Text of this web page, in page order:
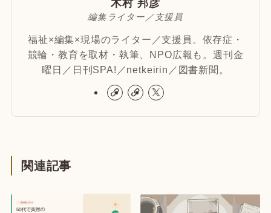
木村 邦彦
編集ライター／支援員
福祉×編集×現場のライター／支援員。依存症・
競輪・教育を取材・執筆、NPO広報も。週刊金
曜日／日刊SPA!／netkeirin／図書新聞。
関連記事